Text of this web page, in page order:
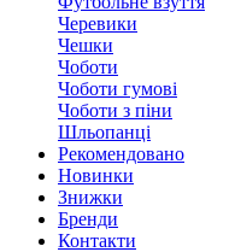
Черевики
Чешки
Чоботи
Чоботи гумові
Чоботи з піни
Шльопанці
Рекомендовано
Новинки
Знижки
Бренди
Контакти